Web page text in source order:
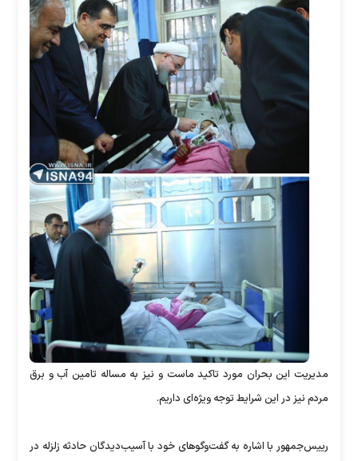
مدیریت این بحران مورد تاکید ماست و نیز به مساله تامین آب و برق
مردم نیز در این شرایط توجه ویژه‌ای داریم.
رییس‌جمهور با اشاره به گفت‌وگوهای خود با آسیب‌دیدگان حادثه زلزله در